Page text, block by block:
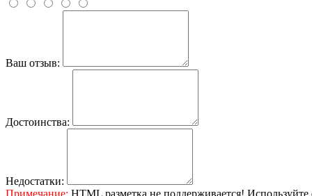
Ваш отзыв:
Достоинства:
Недостатки: